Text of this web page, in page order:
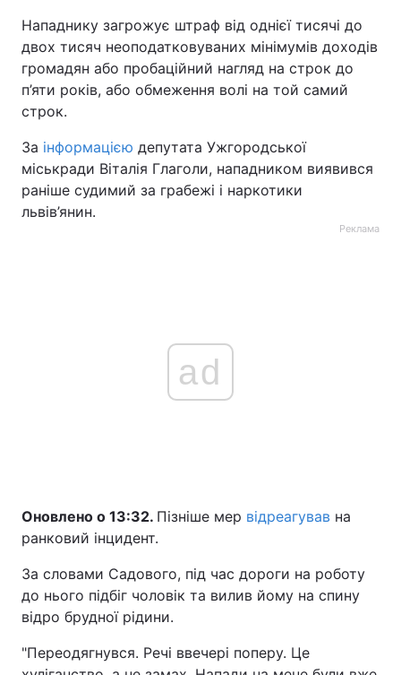
Нападнику загрожує штраф від однієї тисячі до
двох тисяч неоподатковуваних мінімумів доходів
громадян або пробаційний нагляд на строк до
п’яти років, або обмеження волі на той самий
строк.
За інформацією депутата Ужгородської
міськради Віталія Глаголи, нападником виявився
раніше судимий за грабежі і наркотики
львів’янин.
Реклама
ad
Оновлено о 13:32. Пізніше мер відреагував на
ранковий інцидент.
За словами Садового, під час дороги на роботу
до нього підбіг чоловік та вилив йому на спину
відро брудної рідини.
"Переодягнувся. Речі ввечері поперу. Це